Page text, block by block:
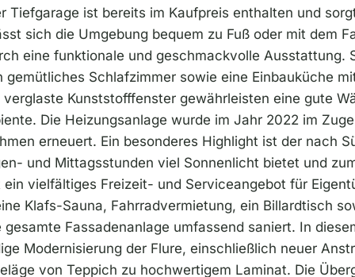
Tiefgarage ist bereits im Kaufpreis enthalten und
sich die Umgebung bequem zu Fuß oder mit dem
eine funktionale und geschmackvolle Ausstattung.
gemütliches Schlafzimmer sowie eine Einbauküche
Kunststofffenster gewährleisten eine gute
Die Heizungsanlage wurde im Jahr 2022 im
erneuert. Ein besonderes Highlight ist der nach
und Mittagsstunden viel Sonnenlicht bietet und
vielfältiges Freizeit- und Serviceangebot für
Klafs-Sauna, Fahrradvermietung, ein Billardtisch
Fassadenanlage umfassend saniert. In
Modernisierung der Flure, einschließlich neuer
von Teppich zu hochwertigem Laminat. Die